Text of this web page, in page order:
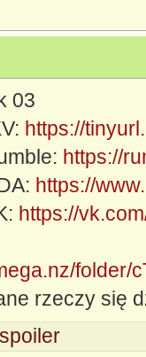
03
https://
https://
https://
https://
folder/
rzeczy się